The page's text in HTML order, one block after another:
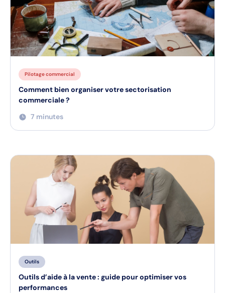
Pilotage commercial
Comment bien organiser votre sectorisation
commerciale ?
7 minutes
Outils
Outils d’aide à la vente : guide pour optimiser vos
performances